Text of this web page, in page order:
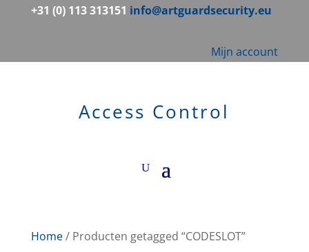
+31 (0) 113 313151 info@artguardsecurity.eu
Mijn account
Access Control
Home/ Producten getagged “CODESLOT”